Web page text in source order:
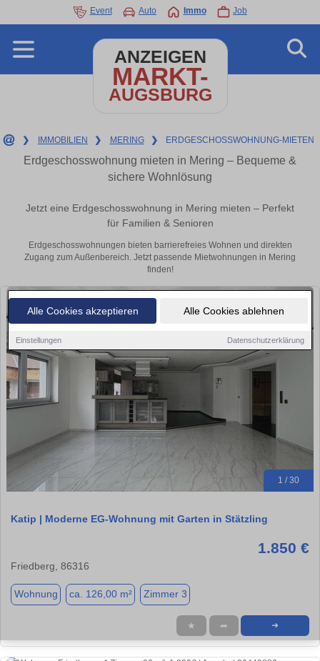
Alle Cookies akzeptieren Alle Cookies ablehnen
Einstellungen Datenschutzerklärung
Event Auto Immo Job
ANZEIGEN
MARKT-
AUGSBURG
❯ IMMOBILIEN ❯ MERING ❯ ERDGESCHOSSWOHNUNG-MIETEN
Erdgeschosswohnung mieten in Mering – Bequeme &
sichere Wohnlösung
Jetzt eine Erdgeschosswohnung in Mering mieten – Perfekt
für Familien & Senioren
Erdgeschosswohnungen bieten barrierefreies Wohnen und direkten
Zugang zum Außenbereich. Jetzt passende Mietwohnungen in Mering
finden!
1 / 30
Katip | Moderne EG-Wohnung mit Garten in Stätzling
1.850 €
Friedberg, 86316
Wohnung ca. 126,00 m² Zimmer 3
★ ➦ ➜